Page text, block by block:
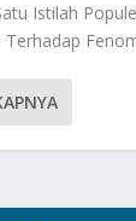
Istilah
Terhadap